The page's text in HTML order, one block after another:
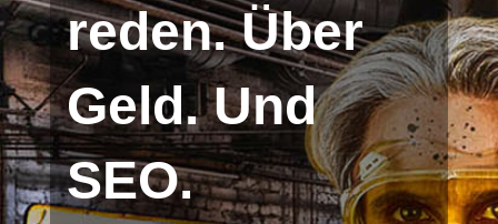
reden. Über
Geld. Und
SEO.